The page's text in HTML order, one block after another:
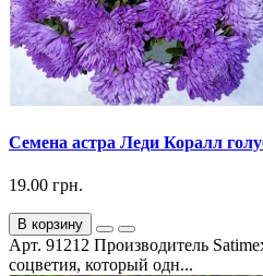
Семена астра Леди Коралл
19.00 грн.
В корзину
Арт. 91212 Производитель
соцветия, который одн...